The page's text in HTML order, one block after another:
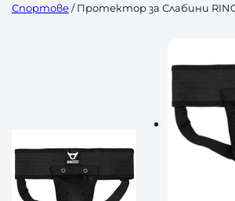
Спортове/ Протектор за Слабини